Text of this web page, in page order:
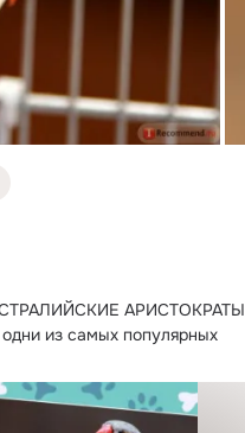
АРИСТОКРАТЫ
из самых популярных